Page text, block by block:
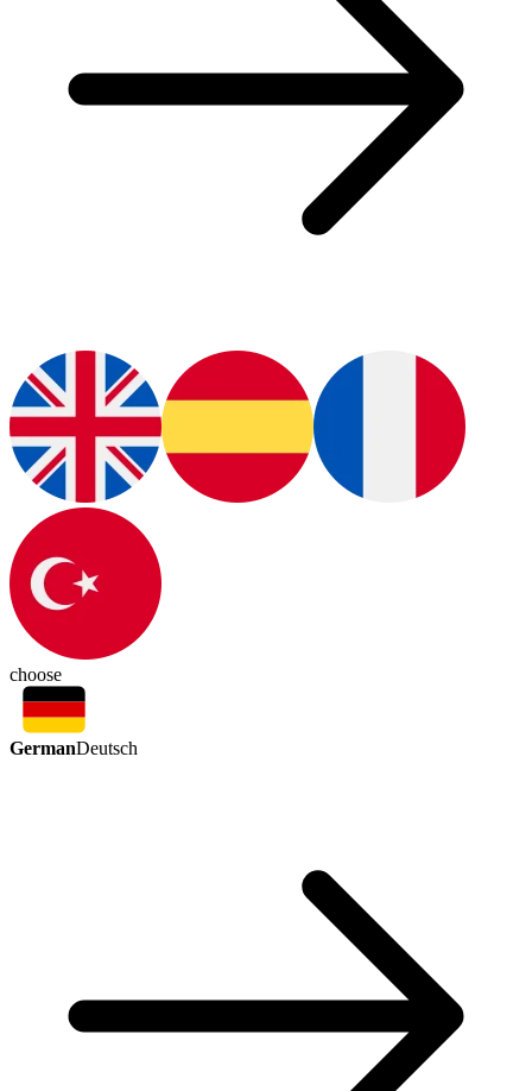
choose
GermanDeutsch